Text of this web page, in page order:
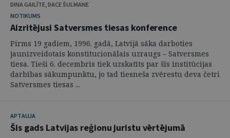
DINA GAILĪTE, DACE ŠULMANE
NOTIKUMS
Aizritējusi Satversmes tiesas konference
Pirms 19 gadiem, 1996. gadā, Latvijā sāka darboties
jaunizveidotais konstitucionālais uzraugs – Satversmes
tiesa. Tieši 6. decembris tiek uzskatīts par šīs institūcijas
darbības sākumpunktu, jo tad tiesneša zvērestu deva četri
Satversmes tiesas ...
APTAUJA
Šis gads Latvijas reģionu juristu vērtējumā